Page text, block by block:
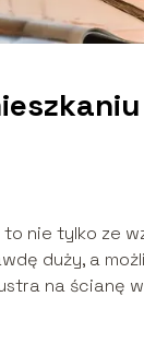
nie tylko ze
duży, a
na ścianę